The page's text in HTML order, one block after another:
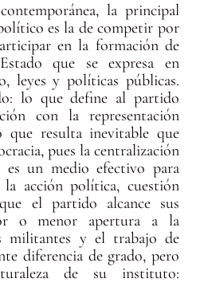
la principal
es la de competir por
en la formación de
que se expresa en
leyes y políticas públicas.
lo que define al partido
con la representación
resulta inevitable que
pues la centralización
es un medio efectivo para
acción política, cuestión
el partido alcance sus
o menor apertura a la
militantes y el trabajo de
diferencia de grado, pero
de su instituto: